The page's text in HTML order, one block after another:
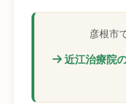
彦根市
近江治療院